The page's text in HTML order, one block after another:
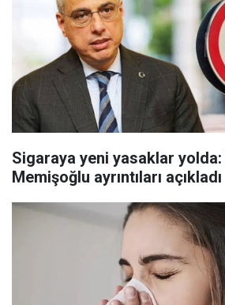
Sigaraya yeni yasaklar yolda:
Memişoğlu ayrıntıları açıkladı